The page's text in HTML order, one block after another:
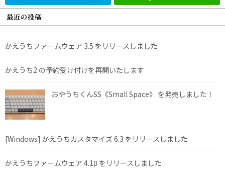
最近の投稿
かえうちファームウェア 3.5 をリリースしました
かえうち2 の予約受け付けを再開いたします
おやうちくんSS《Small Space》 を発売しました！
[Windows] かえうちカスタマイズ 6.3 をリリースしました
かえうちファームウェア 4.1β をリリースしました